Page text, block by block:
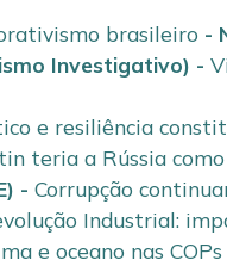
brasileiro -
Investigativo) -
e resiliência
teria a Rússia
-Corrupção
Industrial:
e oceano nas